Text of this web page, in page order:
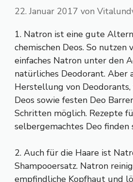
22. Januar 2017 von
1. Natron ist eine gute
chemischen Deos. So nutzen
einfaches Natron unter den
natürliches Deodorant. Aber
Herstellung von
Deos sowie festen Deo
Schritten möglich. Rezepte
selbergemachtes Deo finden
2. Auch für die Haare ist
Shampooersatz. Natron
empfindliche Kopfhaut und